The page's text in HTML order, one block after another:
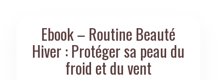
Ebook – Routine Beauté
Hiver : Protéger sa peau du
froid et du vent